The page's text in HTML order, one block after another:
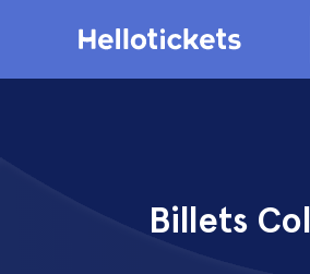
Billets